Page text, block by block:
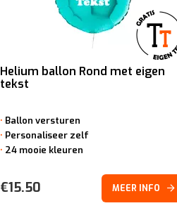
Helium ballon Rond met eigen
tekst
Ballon versturen
Personaliseer zelf
24 mooie kleuren
€15.50 MEER INFO